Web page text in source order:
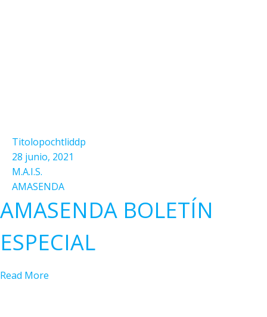
Titolopochtliddp
28 junio, 2021
M.A.I.S.
AMASENDA
AMASENDA BOLETÍN
ESPECIAL
Read More